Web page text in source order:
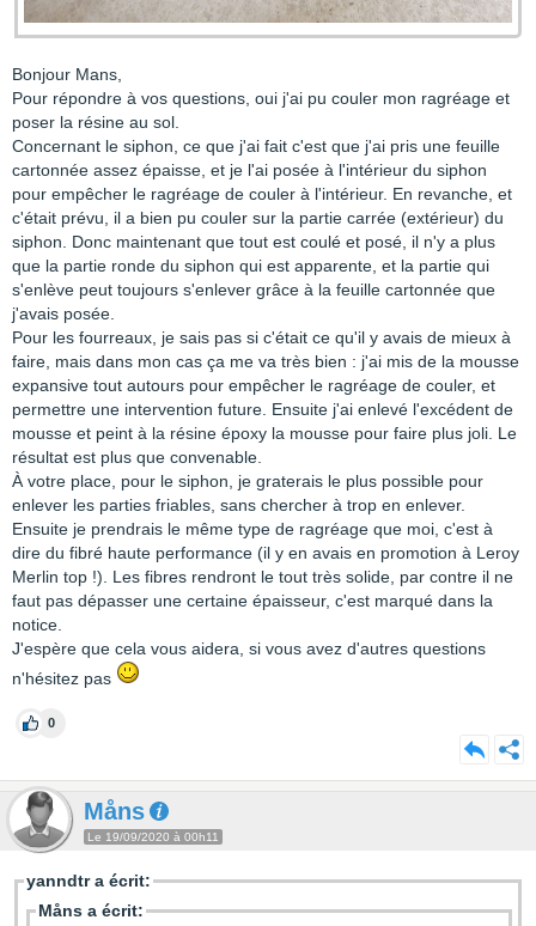
Bonjour Mans,
Pour répondre à vos questions, oui j'ai pu couler mon ragréage et
poser la résine au sol.
Concernant le siphon, ce que j'ai fait c'est que j'ai pris une feuille
cartonnée assez épaisse, et je l'ai posée à l'intérieur du siphon
pour empêcher le ragréage de couler à l'intérieur. En revanche, et
c'était prévu, il a bien pu couler sur la partie carrée (extérieur) du
siphon. Donc maintenant que tout est coulé et posé, il n'y a plus
que la partie ronde du siphon qui est apparente, et la partie qui
s'enlève peut toujours s'enlever grâce à la feuille cartonnée que
j'avais posée.
Pour les fourreaux, je sais pas si c'était ce qu'il y avais de mieux à
faire, mais dans mon cas ça me va très bien : j'ai mis de la mousse
expansive tout autours pour empêcher le ragréage de couler, et
permettre une intervention future. Ensuite j'ai enlevé l'excédent de
mousse et peint à la résine époxy la mousse pour faire plus joli. Le
résultat est plus que convenable.
À votre place, pour le siphon, je graterais le plus possible pour
enlever les parties friables, sans chercher à trop en enlever.
Ensuite je prendrais le même type de ragréage que moi, c'est à
dire du fibré haute performance (il y en avais en promotion à Leroy
Merlin top !). Les fibres rendront le tout très solide, par contre il ne
faut pas dépasser une certaine épaisseur, c'est marqué dans la
notice.
J'espère que cela vous aidera, si vous avez d'autres questions
n'hésitez pas
0
Måns
Le 19/09/2020 à 00h11
yanndtr a écrit:
Måns a écrit: